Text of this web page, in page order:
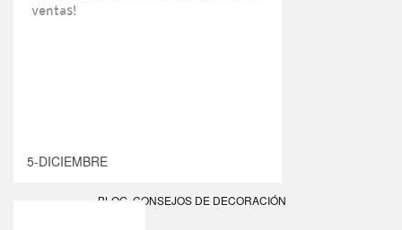
ventas!
5-DICIEMBRE
BLOG CONSEJOS DE DECORACIÓN